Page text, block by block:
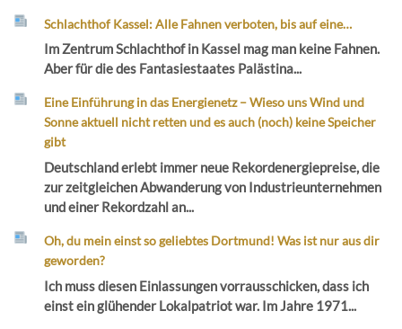
Schlachthof Kassel: Alle Fahnen verboten, bis auf eine…
Im Zentrum Schlachthof in Kassel mag man keine Fahnen.
Aber für die des Fantasiestaates Palästina...
Eine Einführung in das Energienetz – Wieso uns Wind und
Sonne aktuell nicht retten und es auch (noch) keine Speicher
gibt
Deutschland erlebt immer neue Rekordenergiepreise, die
zur zeitgleichen Abwanderung von Industrieunternehmen
und einer Rekordzahl an...
Oh, du mein einst so geliebtes Dortmund! Was ist nur aus dir
geworden?
Ich muss diesen Einlassungen vorrausschicken, dass ich
einst ein glühender Lokalpatriot war. Im Jahre 1971...